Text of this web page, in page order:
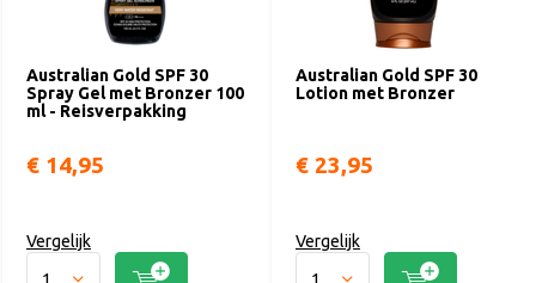
Australian Gold SPF 30
Spray Gel met Bronzer 100
ml - Reisverpakking
€ 14,95
Vergelijk
Australian Gold SPF 30
Lotion met Bronzer
€ 23,95
Vergelijk